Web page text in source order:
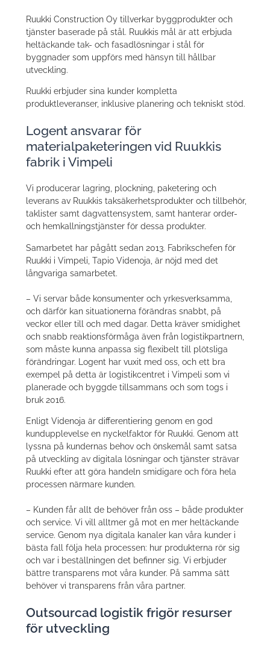
Ruukki Construction Oy tillverkar byggprodukter och
tjänster baserade på stål. Ruukkis mål är att erbjuda
heltäckande tak- och fasadlösningar i stål för
byggnader som uppförs med hänsyn till hållbar
utveckling.
Ruukki erbjuder sina kunder kompletta
produktleveranser, inklusive planering och tekniskt stöd.
Logent ansvarar för
materialpaketeringen vid Ruukkis
fabrik i Vimpeli
Vi producerar lagring, plockning, paketering och
leverans av Ruukkis taksäkerhetsprodukter och tillbehör,
taklister samt dagvattensystem, samt hanterar order-
och hemkallningstjänster för dessa produkter.
Samarbetet har pågått sedan 2013. Fabrikschefen för
Ruukki i Vimpeli, Tapio Videnoja, är nöjd med det
långvariga samarbetet.
– Vi servar både konsumenter och yrkesverksamma,
och därför kan situationerna förändras snabbt, på
veckor eller till och med dagar. Detta kräver smidighet
och snabb reaktionsförmåga även från logistikpartnern,
som måste kunna anpassa sig flexibelt till plötsliga
förändringar. Logent har vuxit med oss, och ett bra
exempel på detta är logistikcentret i Vimpeli som vi
planerade och byggde tillsammans och som togs i
bruk 2016.
Enligt Videnoja är differentiering genom en god
kundupplevelse en nyckelfaktor för Ruukki. Genom att
lyssna på kundernas behov och önskemål samt satsa
på utveckling av digitala lösningar och tjänster strävar
Ruukki efter att göra handeln smidigare och föra hela
processen närmare kunden.
– Kunden får allt de behöver från oss – både produkter
och service. Vi vill alltmer gå mot en mer heltäckande
service. Genom nya digitala kanaler kan våra kunder i
bästa fall följa hela processen: hur produkterna rör sig
och var i beställningen det befinner sig. Vi erbjuder
bättre transparens mot våra kunder. På samma sätt
behöver vi transparens från våra partner.
Outsourcad logistik frigör resurser
för utveckling